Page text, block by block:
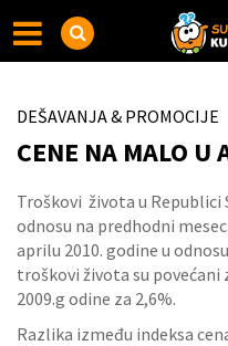
DEŠAVANJA & PROMOCIJE
CENE NA MALO U
Troškovi života u Republici
odnosu na predhodni
aprilu 2010. godine u
troškovi života su povećani
2009.g odine za 2,6%.
Razlika između indeksa